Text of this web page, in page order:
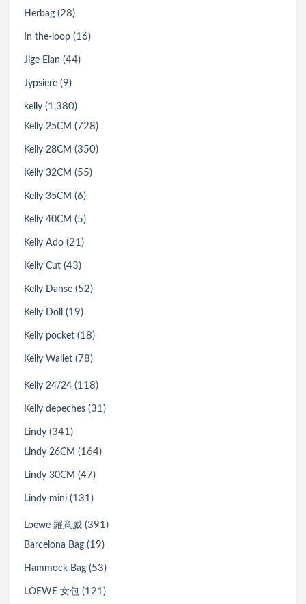
Herbag (28)
In the-loop (16)
Jige Elan (44)
Jypsiere (9)
kelly (1,380)
Kelly 25CM (728)
Kelly 28CM (350)
Kelly 32CM (55)
Kelly 35CM (6)
Kelly 40CM (5)
Kelly Ado (21)
Kelly Cut (43)
Kelly Danse (52)
Kelly Doll (19)
Kelly pocket (18)
Kelly Wallet (78)
Kelly 24/24 (118)
Kelly depeches (31)
Lindy (341)
Lindy 26CM (164)
Lindy 30CM (47)
Lindy mini (131)
Loewe 羅意威 (391)
Barcelona Bag (19)
Hammock Bag (53)
LOEWE 女包 (121)